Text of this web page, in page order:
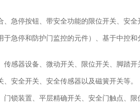
急停按钮、带安全功能的限位开关、安
于急停和防护门监控的元件）、基于中控
感器设备、微动开关、限位开关、脚踏
安全开关、安全传感器以及磁簧开关等。
锁装置、平层精确开关、安全门触点、